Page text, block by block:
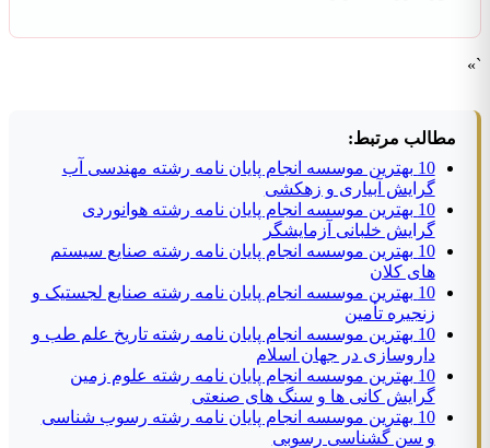
`»
مطالب مرتبط:
10 بهترین موسسه انجام پایان نامه رشته مهندسی آب
گرایش آبیاری و زهکشی
10 بهترین موسسه انجام پایان نامه رشته هوانوردی
گرایش خلبانی آزمایشگر
10 بهترین موسسه انجام پایان نامه رشته صنایع سیستم
های کلان
10 بهترین موسسه انجام پایان نامه رشته صنایع لجستیک و
زنجیره تأمین
10 بهترین موسسه انجام پایان نامه رشته تاریخ علم طب و
داروسازی در جهان اسلام
10 بهترین موسسه انجام پایان نامه رشته علوم زمین
گرایش کانی ها و سنگ های صنعتی
10 بهترین موسسه انجام پایان نامه رشته رسوب شناسی
و سن گشناسی رسوبی